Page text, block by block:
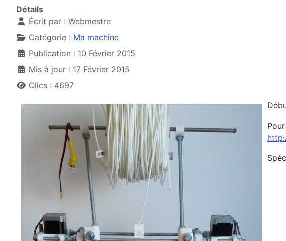
Détails
Écrit par : Webmestre
Catégorie : Ma machine
Publication : 10 Février 2015
Mis à jour : 17 Février 2015
Clics : 4697